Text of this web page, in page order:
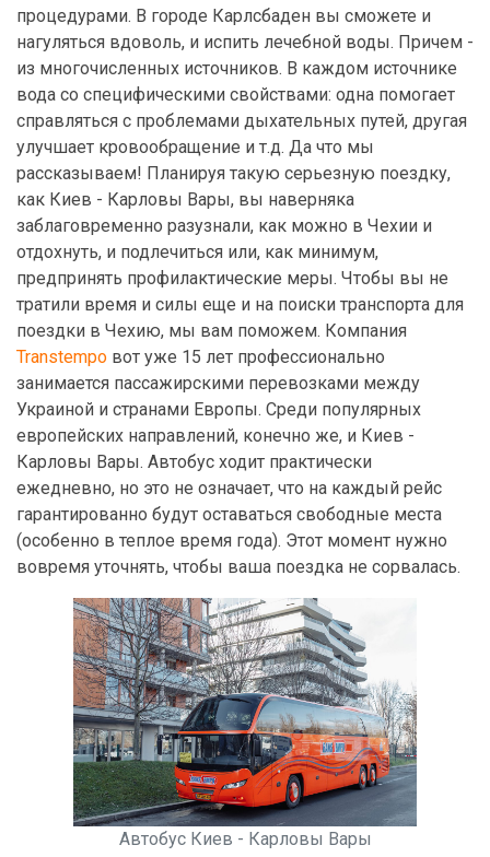
процедурами. В городе Карлсбаден вы сможете и
нагуляться вдоволь, и испить лечебной воды. Причем -
из многочисленных источников. В каждом источнике
вода со специфическими свойствами: одна помогает
справляться с проблемами дыхательных путей, другая
улучшает кровообращение и т.д. Да что мы
рассказываем! Планируя такую серьезную поездку,
как Киев - Карловы Вары, вы наверняка
заблаговременно разузнали, как можно в Чехии и
отдохнуть, и подлечиться или, как минимум,
предпринять профилактические меры. Чтобы вы не
тратили время и силы еще и на поиски транспорта для
поездки в Чехию, мы вам поможем. Компания
Transtempo вот уже 15 лет профессионально
занимается пассажирскими перевозками между
Украиной и странами Европы. Среди популярных
европейских направлений, конечно же, и Киев -
Карловы Вары. Автобус ходит практически
ежедневно, но это не означает, что на каждый рейс
гарантированно будут оставаться свободные места
(особенно в теплое время года). Этот момент нужно
вовремя уточнять, чтобы ваша поездка не сорвалась.
Автобус Киев - Карловы Вары